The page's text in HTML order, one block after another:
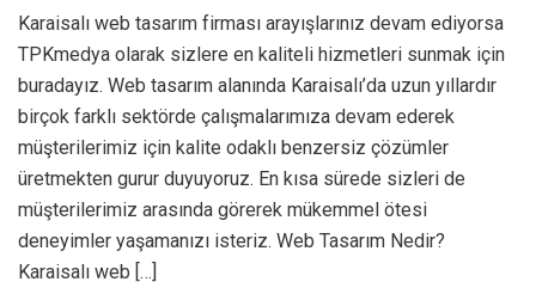
Karaisalı web tasarım firması arayışlarınız devam ediyorsa
TPKmedya olarak sizlere en kaliteli hizmetleri sunmak için
buradayız. Web tasarım alanında Karaisalı’da uzun yıllardır
birçok farklı sektörde çalışmalarımıza devam ederek
müşterilerimiz için kalite odaklı benzersiz çözümler
üretmekten gurur duyuyoruz. En kısa sürede sizleri de
müşterilerimiz arasında görerek mükemmel ötesi
deneyimler yaşamanızı isteriz. Web Tasarım Nedir?
Karaisalı web […]